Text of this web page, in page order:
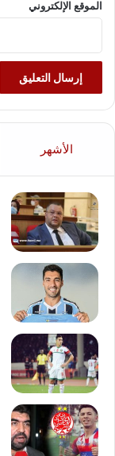
الموقع الإلكتروني
الأشهر